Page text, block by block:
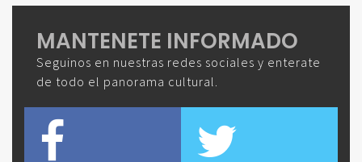
MANTENETE INFORMADO
Seguinos en nuestras redes sociales y enterate
de todo el panorama cultural.